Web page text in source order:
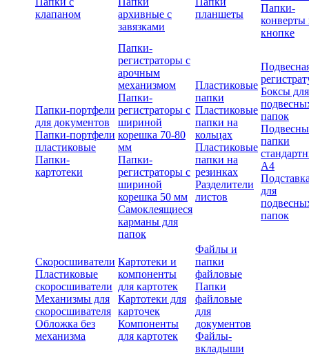
клапаном
архивные с
завязками
планшеты
Папки-
конверты
кнопке
Папки-портфели
для документов
Папки-портфели
пластиковые
Папки-
картотеки
Папки-
регистраторы с
арочным
механизмом
Папки-
регистраторы с
шириной
корешка 70-80
мм
Папки-
регистраторы с
шириной
корешка 50 мм
Самоклеящиеся
карманы для
папок
Пластиковые
папки
Пластиковые
папки на
кольцах
Пластиковые
папки на
резинках
Разделители
листов
Боксы для
папок
папки
А4
для
папок
Скоросшиватели
Пластиковые
скоросшиватели
Механизмы для
скоросшивателя
Обложка без
механизма
Картотеки и
компоненты
для картотек
Картотеки для
карточек
Компоненты
для картотек
Файлы и
папки
файловые
Папки
файловые
для
документов
Файлы-
вкладыши